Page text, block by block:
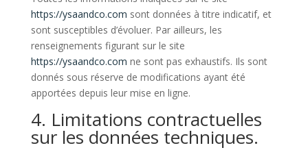
https://ysaandco.com sont données à titre indicatif, et
sont susceptibles d’évoluer. Par ailleurs, les
renseignements figurant sur le site
https://ysaandco.com ne sont pas exhaustifs. Ils sont
donnés sous réserve de modifications ayant été
apportées depuis leur mise en ligne.
4. Limitations contractuelles
sur les données techniques.